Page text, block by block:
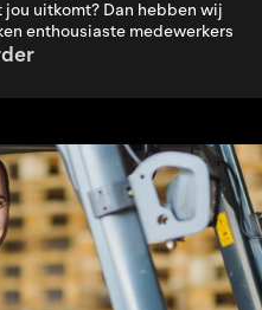
uitkomt? Dan hebben wij
enthousiaste medewerkers